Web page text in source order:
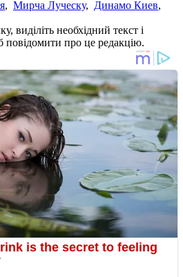
, Мирча Луческу, Динамо Киев,
виділіть необхідний текст і
повідомити про це редакцію.